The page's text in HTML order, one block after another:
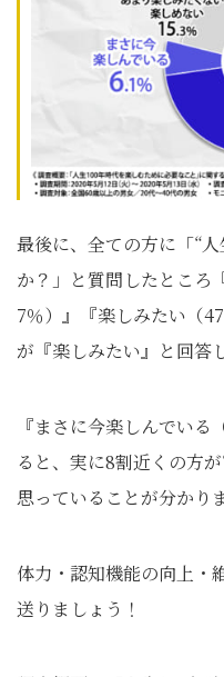
最後に、全ての方に「“
か？」と質問したところ
7％）』『楽しみたい（
が『楽しみたい』と回答
『まさに今楽しんでい
ると、実に8割近くの方
思っていることが分かり
体力・認知機能の向上・
送りましょう！